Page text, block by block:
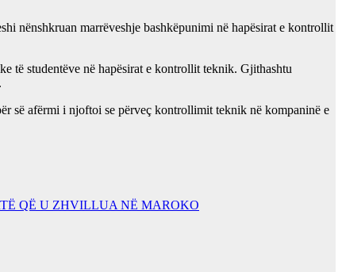
nënshkruan marrëveshje bashkëpunimi në hapësirat e kontrollit
të studentëve në hapësirat e kontrollit teknik. Gjithashtu
së afërmi i njoftoi se përveç kontrollimit teknik në kompaninë e
QË U ZHVILLUA NË MAROKO